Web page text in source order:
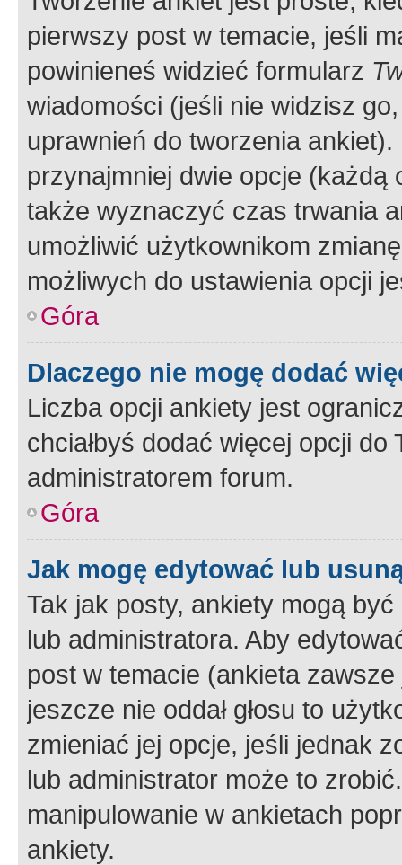
pierwszy post w temacie, jeśli
powinieneś widzieć formularz
wiadomości (jeśli nie widzisz
uprawnień do tworzenia
przynajmniej dwie opcje
także wyznaczyć czas trwania
umożliwić użytkownikom
możliwych do ustawienia opcji
Góra
Dlaczego nie mogę dodać
Liczba opcji ankiety jest
chciałbyś dodać więcej opcji
administratorem forum.
Góra
Jak mogę edytować lub
Tak jak posty, ankiety mogą
lub administratora. Aby
post w temacie (ankieta
jeszcze nie oddał głosu to
zmieniać jej opcje, jeśli jednak
lub administrator może to
manipulowanie w ankietach
ankiety.